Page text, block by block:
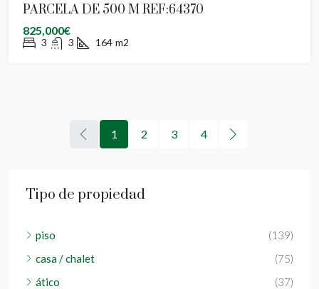
PARCELA DE 500 M REF:64370
825,000€
3 3 164 m2
1 2 3 4
Tipo de propiedad
piso
(139)
casa / chalet
(75)
ático
(37)